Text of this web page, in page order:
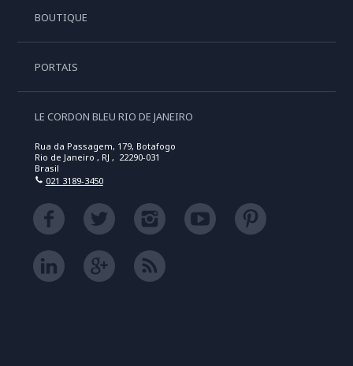
BOUTIQUE
PORTAIS
LE CORDON BLEU RIO DE JANEIRO
Rua da Passagem, 179, Botafogo
Rio de Janeiro , RJ , 22290-031
Brasil
021 3189-3450